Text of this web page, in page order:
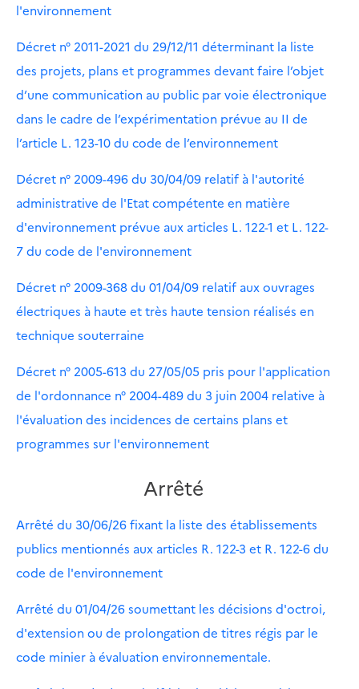
l'environnement
Décret n° 2011-2021 du 29/12/11 déterminant la liste
des projets, plans et programmes devant faire l’objet
d’une communication au public par voie électronique
dans le cadre de l’expérimentation prévue au II de
l’article L. 123-10 du code de l’environnement
Décret n° 2009-496 du 30/04/09 relatif à l'autorité
administrative de l'Etat compétente en matière
d'environnement prévue aux articles L. 122-1 et L. 122-
7 du code de l'environnement
Décret n° 2009-368 du 01/04/09 relatif aux ouvrages
électriques à haute et très haute tension réalisés en
technique souterraine
Décret n° 2005-613 du 27/05/05 pris pour l'application
de l'ordonnance n° 2004-489 du 3 juin 2004 relative à
l'évaluation des incidences de certains plans et
programmes sur l'environnement
Arrêté
Arrêté du 30/06/26 fixant la liste des établissements
publics mentionnés aux articles R. 122-3 et R. 122-6 du
code de l'environnement
Arrêté du 01/04/26 soumettant les décisions d'octroi,
d'extension ou de prolongation de titres régis par le
code minier à évaluation environnementale.